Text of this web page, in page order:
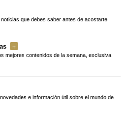
que debes saber antes de acostarte
mejores contenidos de la semana, exclusiva
e información útil sobre el mundo de